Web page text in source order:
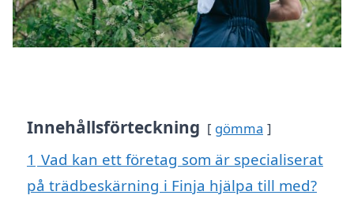
Innehållsförteckning gömma
1 Vad kan ett företag som är specialiserat
på trädbeskärning i Finja hjälpa till med?